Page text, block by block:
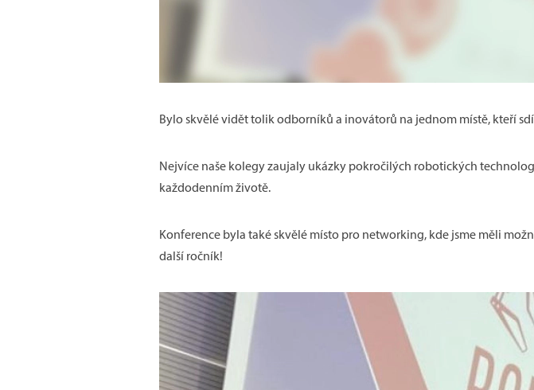
Bylo skvělé vidět tolik odborníků a inovátorů na jednom místě, kteří
Nejvíce naše kolegy zaujaly ukázky pokročilých robotických
každodenním životě.
Konference byla také skvělé místo pro networking, kde jsme měli
další ročník!